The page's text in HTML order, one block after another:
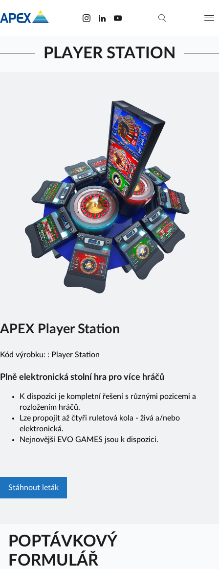
PLAYER STATION
APEX Player Station
Kód výrobku: : Player Station
Plně elektronická stolní hra pro více hráčů
K dispozici je kompletní řešení s různými pozicemi a
rozložením hráčů.
Lze propojit až čtyři ruletová kola - živá a/nebo
elektronická.
Nejnovější EVO GAMES jsou k dispozici.
Stáhnout leták
POPTÁVKOVÝ
FORMULÁŘ